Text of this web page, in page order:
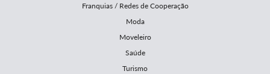
Franquias / Redes de Cooperação
Moda
Moveleiro
Saúde
Turismo